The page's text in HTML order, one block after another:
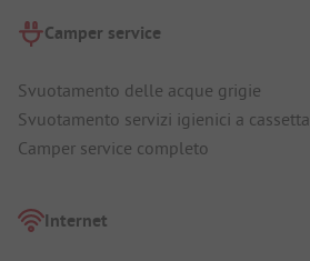
Camper service
Svuotamento delle acque grigie
Svuotamento servizi igienici a cassetta
Camper service completo
Internet